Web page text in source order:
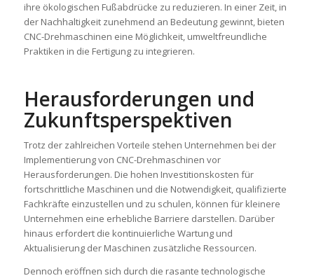
ihre ökologischen Fußabdrücke zu reduzieren. In einer Zeit, in
der Nachhaltigkeit zunehmend an Bedeutung gewinnt, bieten
CNC-Drehmaschinen eine Möglichkeit, umweltfreundliche
Praktiken in die Fertigung zu integrieren.
Herausforderungen und
Zukunftsperspektiven
Trotz der zahlreichen Vorteile stehen Unternehmen bei der
Implementierung von CNC-Drehmaschinen vor
Herausforderungen. Die hohen Investitionskosten für
fortschrittliche Maschinen und die Notwendigkeit, qualifizierte
Fachkräfte einzustellen und zu schulen, können für kleinere
Unternehmen eine erhebliche Barriere darstellen. Darüber
hinaus erfordert die kontinuierliche Wartung und
Aktualisierung der Maschinen zusätzliche Ressourcen.
Dennoch eröffnen sich durch die rasante technologische